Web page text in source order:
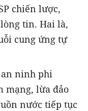
chiến lược,
tin. Hai là,
cung ứng tự
an ninh phi
mạng, lừa đảo
nước tiếp tục